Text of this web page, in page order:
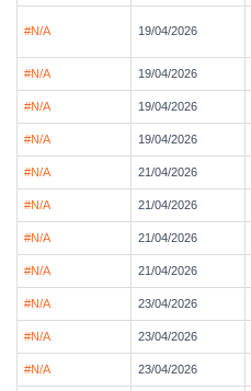
#N/A 19/04/2026
#N/A 19/04/2026
#N/A 19/04/2026
#N/A 19/04/2026
#N/A 21/04/2026
#N/A 21/04/2026
#N/A 21/04/2026
#N/A 21/04/2026
#N/A 23/04/2026
#N/A 23/04/2026
#N/A 23/04/2026